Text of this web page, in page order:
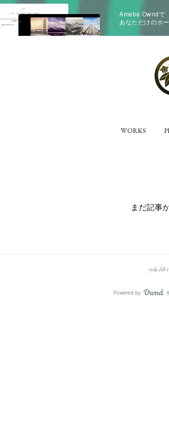
Ameba Owndで
あなただけのホ
WORKS
まだ記事
yish All
Powered by